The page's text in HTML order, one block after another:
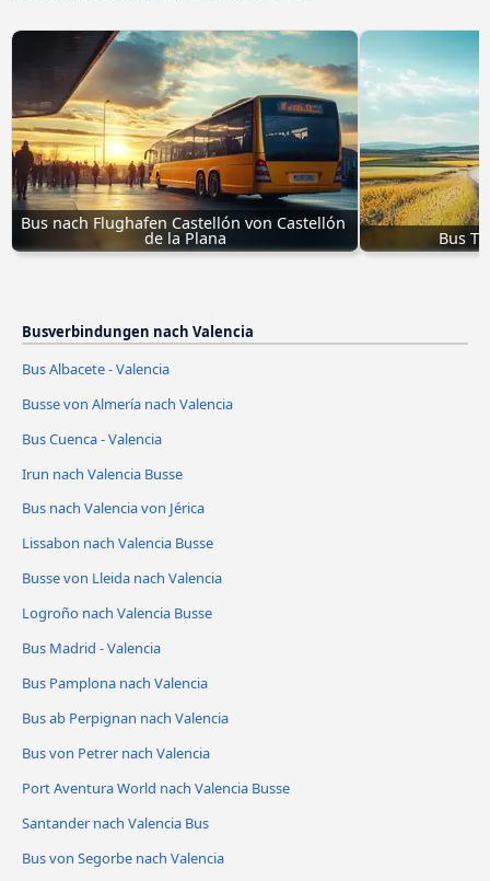
Bus nach Flughafen Castellón von Castellón
de la Plana Bus
Busverbindungen nach Valencia
Bus Albacete - Valencia
Busse von Almería nach Valencia
Bus Cuenca - Valencia
Irun nach Valencia Busse
Bus nach Valencia von Jérica
Lissabon nach Valencia Busse
Busse von Lleida nach Valencia
Logroño nach Valencia Busse
Bus Madrid - Valencia
Bus Pamplona nach Valencia
Bus ab Perpignan nach Valencia
Bus von Petrer nach Valencia
Port Aventura World nach Valencia Busse
Santander nach Valencia Bus
Bus von Segorbe nach Valencia